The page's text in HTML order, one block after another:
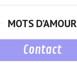
MOTS D’AMOUR
Contact